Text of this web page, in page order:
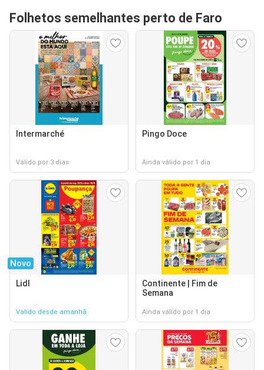
Folhetos semelhantes perto de Faro
Intermarché
Válido por 3 dias
Pingo Doce
Ainda válido por 1 dia
Novo
Lidl
Valido desde amanhã
Continente | Fim de
Semana
Ainda válido por 1 dia